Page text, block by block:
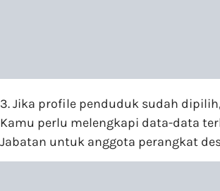
3. Jika profile penduduk sudah
Kamu perlu melengkapi data-data
Jabatan untuk anggota perangkat